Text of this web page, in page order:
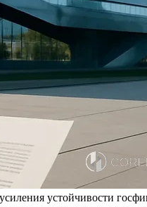
устойчивости